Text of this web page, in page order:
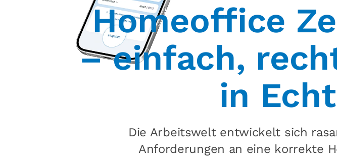
Homeoffice
– einfach,
in
Die Arbeitswelt entwickelt sich
Anforderungen an eine korrekte